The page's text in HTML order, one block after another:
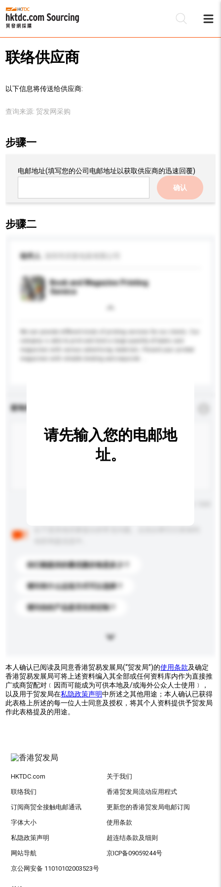
联络供应商
以下信息将传送给供应商:
查询来源: 贸发网采购
步骤一
电邮地址(填写您的公司电邮地址以获取供应商的迅速回覆)
确认
步骤二
收件人
Book and Magazine Printing
Service
查询内容
你们能提供的最优惠价格是多少？
请问有什么运送方式可以选择？
请问你的产品是否支持定制？
请先输入您的电邮地
址。
本人确认已阅读及同意香港贸易发展局(“贸发局”)的使用条款及确定
香港贸易发展局可将上述资料编入其全部或任何资料库内作为直接推
广或商贸配对﹝因而可能成为可供本地及/或海外公众人士使用﹞，
以及用于贸发局在私隐政策声明中所述之其他用途；本人确认已获得
此表格上所述的每一位人士同意及授权，将其个人资料提供予贸发局
作此表格提及的用途。
HKTDC.com 关于我们
联络我们 香港贸发局流动应用程式
订阅商贸全接触电邮通讯 更新您的香港贸发局电邮订阅
字体大小 使用条款
私隐政策声明 超连结条款及细则
网站导航 京ICP备09059244号
京公网安备 11010102003523号